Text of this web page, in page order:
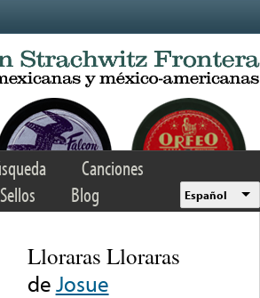
Canciones
Sellos Blog Español
Lloraras Lloraras
deJosue